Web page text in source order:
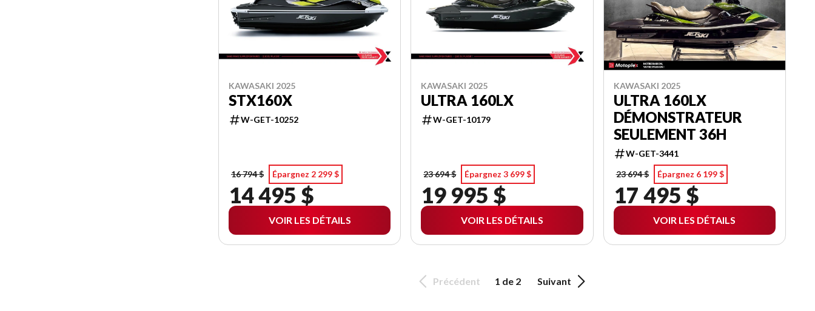
KAWASAKI 2025
STX160X
W-GET-10252
16 794 $ Épargnez 2 299 $
14 495 $
VOIR LES DÉTAILS
KAWASAKI 2025
ULTRA 160LX
W-GET-10179
23 694 $ Épargnez 3 699 $
19 995 $
VOIR LES DÉTAILS
KAWASAKI 2025
ULTRA 160LX
DÉMONSTRATEUR
SEULEMENT 36H
W-GET-3441
23 694 $
Épargnez 6 199 $
17 495 $
VOIR LES DÉTAILS
Précédent 1 de 2 Suivant